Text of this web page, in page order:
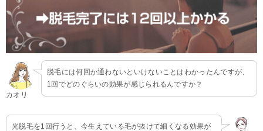
カオリ
脱毛には何回か通わないといけないことはわかったんですが、
1回でどのぐらいの効果が感じられるんですか？
光脱毛を1回行うと、今生えている毛が抜けて細くなる効果が